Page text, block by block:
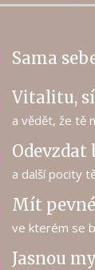
Sama
Vitalitu,
a vědět, že tě
Odevzdat
a další pocity
Mít
ve kterém se
Jasnou